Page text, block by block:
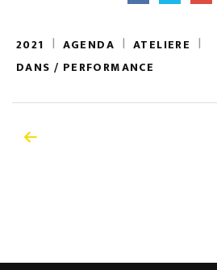
2021 | AGENDA | ATELIERE |
DANS / PERFORMANCE